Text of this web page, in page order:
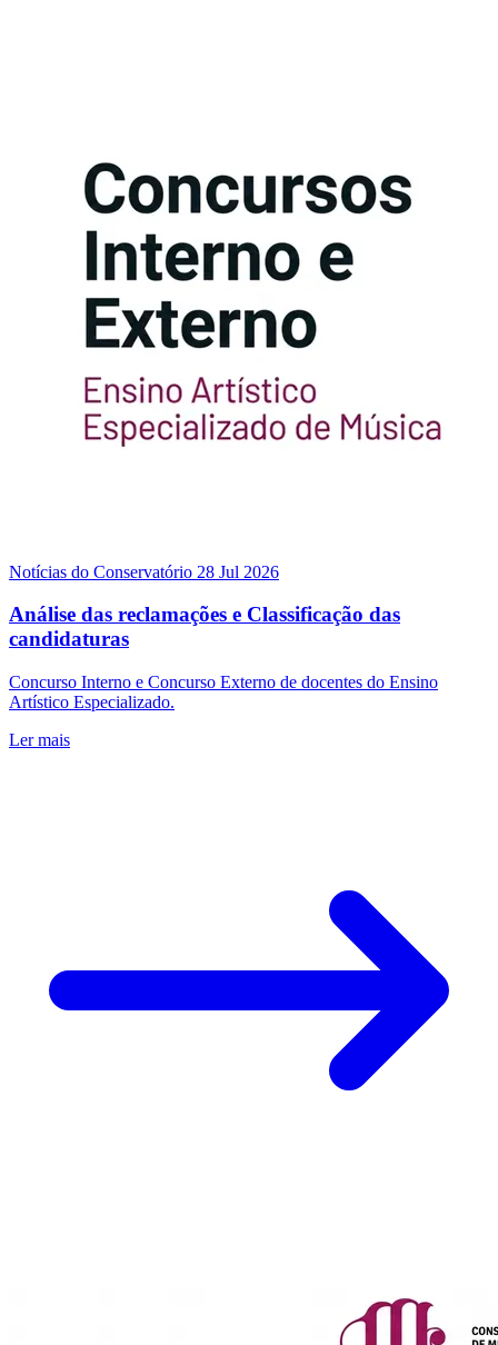
Notícias do Conservatório 28 Jul 2026
Análise das reclamações e Classificação das
candidaturas
Concurso Interno e Concurso Externo de docentes do Ensino
Artístico Especializado.
Ler mais